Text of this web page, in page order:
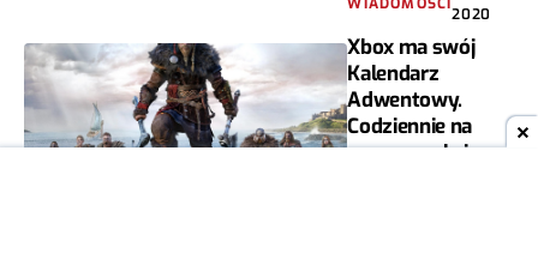
2020
Xbox ma swój
Kalendarz
Adwentowy.
Codziennie na
graczy czekają